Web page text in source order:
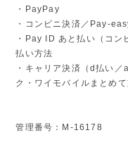
・PayPay
・コンビニ決済／Pay-
・Pay ID あと払い（コ
払い方法
・キャリア決済（d払い
ク・ワイモバイルまとめて
管理番号：M-16178